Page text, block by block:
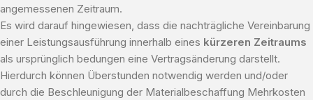
angemessenen Zeitraum.
Es wird darauf hingewiesen, dass die nachträgliche Vereinbarung
einer Leistungsausführung innerhalb eines kürzeren Zeitraums
als ursprünglich bedungen eine Vertragsänderung darstellt.
Hierdurch können Überstunden notwendig werden und/oder
durch die Beschleunigung der Materialbeschaffung Mehrkosten